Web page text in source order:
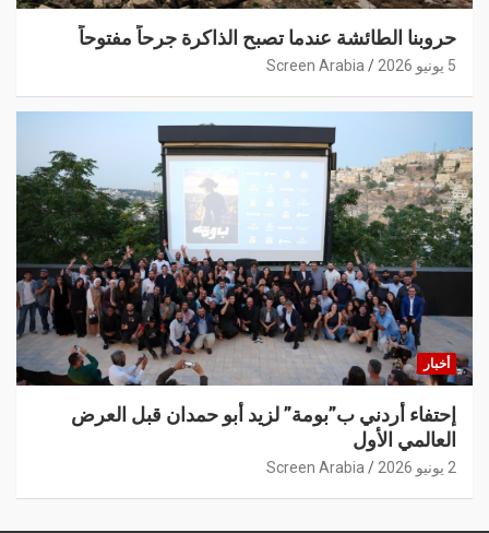
حروبنا الطائشة عندما تصبح الذاكرة جرحاً مفتوحاً
5 يونيو 2026 Screen Arabia
أخبار
إحتفاء أردني ب”بومة” لزيد أبو حمدان قبل العرض
العالمي الأول
2 يونيو 2026 Screen Arabia